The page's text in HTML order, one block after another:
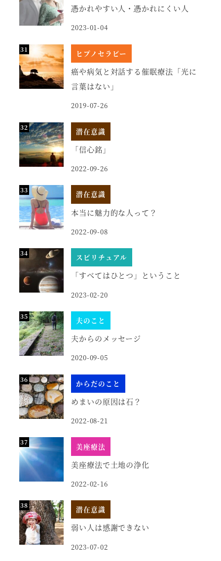
憑かれやすい人・憑かれにくい人
2023-01-04
ヒプノセラピー
癌や病気と対話する催眠療法「光に
言葉はない」
2019-07-26
潜在意識
「信心銘」
2022-09-26
潜在意識
本当に魅力的な人って？
2022-09-08
スピリチュアル
「すべてはひとつ」ということ
2023-02-20
夫のこと
夫からのメッセージ
2020-09-05
からだのこと
めまいの原因は石？
2022-08-21
美座療法
美座療法で土地の浄化
2022-02-16
潜在意識
弱い人は感謝できない
2023-07-02